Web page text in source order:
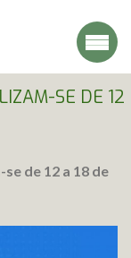
SE DE 12
de 12 a 18 de